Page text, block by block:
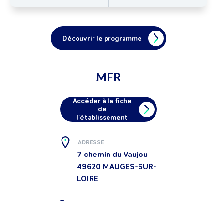
Découvrir le programme
MFR
Accéder à la fiche
de
l'établissement
ADRESSE
7 chemin du Vaujou
49620 MAUGES-SUR-
LOIRE